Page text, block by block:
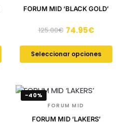
FORUM MID ‘BLACK GOLD’
125.00€ 74.95€
Seleccionar opciones
-40%
FORUM MID
FORUM MID ‘LAKERS’